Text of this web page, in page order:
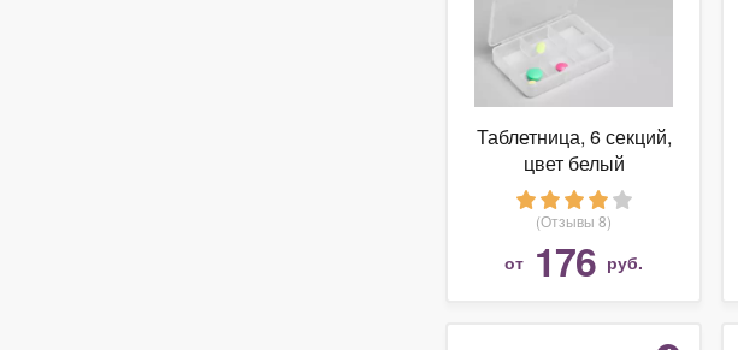
Таблетница, 6 секций,
цвет белый
(Отзывы 8)
от 176 руб.